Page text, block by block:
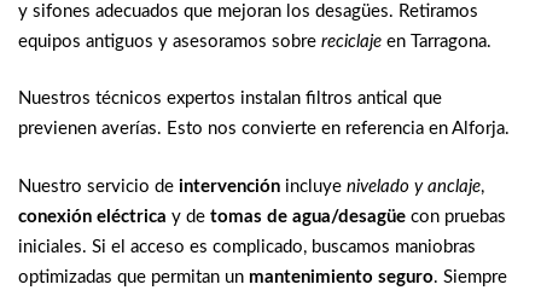
y sifones adecuados que mejoran los desagües. Retiramos
equipos antiguos y asesoramos sobre reciclaje en Tarragona.
Nuestros técnicos expertos instalan filtros antical que
previenen averías. Esto nos convierte en referencia en Alforja.
Nuestro servicio de intervención incluye nivelado y anclaje,
conexión eléctrica y de tomas de agua/desagüe con pruebas
iniciales. Si el acceso es complicado, buscamos maniobras
optimizadas que permitan un mantenimiento seguro. Siempre